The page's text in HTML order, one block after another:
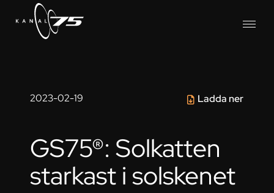
2023-02-19 Ladda ner
GS75®: Solkatten
starkast i solskenet